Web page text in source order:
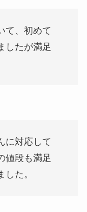
て、初めて
したが満足
に対応して
値段も満足
た。